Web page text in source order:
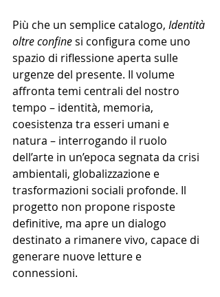
Più che un semplice catalogo, Identità
oltre confine si configura come uno
spazio di riflessione aperta sulle
urgenze del presente. Il volume
affronta temi centrali del nostro
tempo – identità, memoria,
coesistenza tra esseri umani e
natura – interrogando il ruolo
dell’arte in un’epoca segnata da crisi
ambientali, globalizzazione e
trasformazioni sociali profonde. Il
progetto non propone risposte
definitive, ma apre un dialogo
destinato a rimanere vivo, capace di
generare nuove letture e
connessioni.